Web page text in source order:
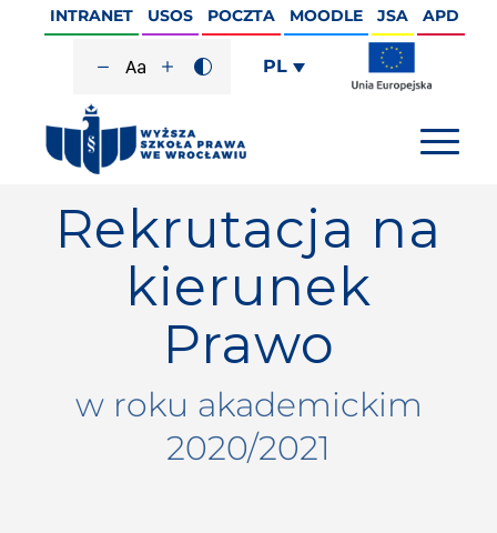
INTRANET USOS POCZTA MOODLE JSA APD
PL
Rekrutacja na
kierunek
Prawo
w roku akademickim
2020/2021